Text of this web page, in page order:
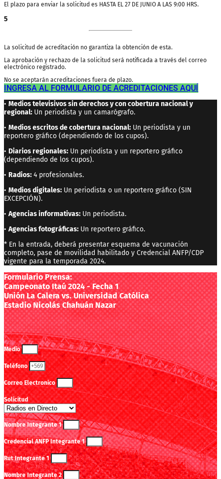
El plazo para enviar la solicitud es HASTA EL 27 DE JUNIO A LAS 9:00 HRS.
5
La solicitud de acreditación no garantiza la obtención de esta.
La aprobación y rechazo de la solicitud será notificada a través del correo
electrónico registrado.
No se aceptarán acreditaciones fuera de plazo.
INGRESA AL FORMULARIO DE ACREDITACIONES AQUÍ
• Medios televisivos sin derechos y con cobertura nacional y
regional: Un periodista y un camarógrafo.
• Medios escritos de cobertura nacional: Un periodista y un
reportero gráfico (dependiendo de los cupos).
• Diarios regionales: Un periodista y un reportero gráfico
(dependiendo de los cupos).
• Radios: 4 profesionales.
• Medios digitales: Un periodista o un reportero gráfico (SIN
EXCEPCIÓN).
• Agencias informativas: Un periodista.
• Agencias fotográficas: Un reportero gráfico.
* En la entrada, deberá presentar esquema de vacunación
completo, pase de movilidad habilitado y Credencial ANFP/CDP
vigente para la temporada 2024.
Formulario Prensa:
Campeonato Itaú 2024 - Fecha 1
Unión La Calera vs. Universidad Católica
Estadio Nicolás Chahuán Nazar
Medio
Teléfono
Correo Electronico
Solicitud
Nombre Integrante 1
Credencial ANFP Integrante 1
Rut Integrante 1
Nombre Integrante 2